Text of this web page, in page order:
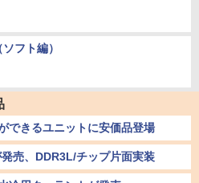
フト編）
できるユニットに安価品登場
売、DDR3L/チップ片面実装